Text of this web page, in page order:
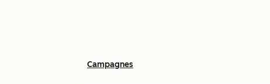
Campagnes